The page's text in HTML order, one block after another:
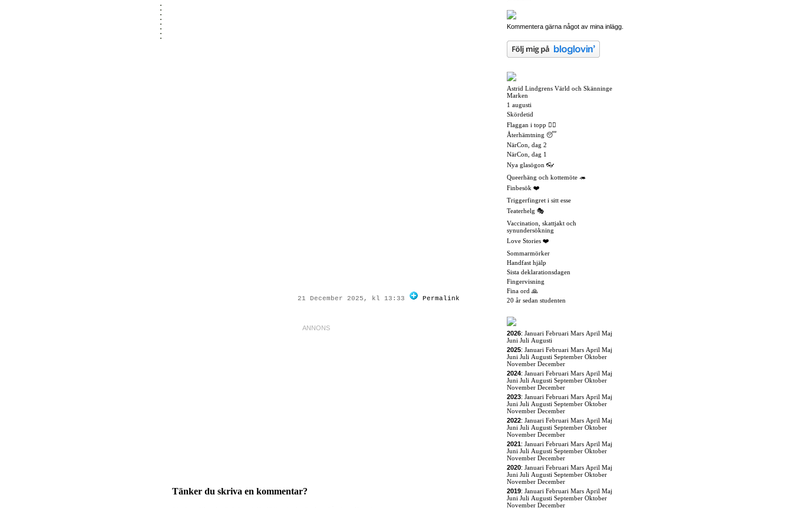
21 December 2025, kl 13:33 Permalink
Tänker du skriva en kommentar?
Kommentera gärna något av mina inlägg.
Astrid Lindgrens Värld och Skänninge
Marken
1 augusti
Skördetid
Flaggan i topp 🏳️‍🌈
Återhämtning 😴
NärCon, dag 2
NärCon, dag 1
Nya glasögon 👓
Queerhäng och kottemöte 🦔
Finbesök ❤️
Triggerfingret i sitt esse
Teaterhelg 🎭
Vaccination, skattjakt och
synundersökning
Love Stories ❤️
Sommarmörker
Handfast hjälp
Sista deklarationsdagen
Fingervisning
Fina ord 🙏
20 år sedan studenten
2026: Januari Februari Mars April Maj
Juni Juli Augusti
2025: Januari Februari Mars April Maj
Juni Juli Augusti September Oktober
November December
2024: Januari Februari Mars April Maj
Juni Juli Augusti September Oktober
November December
2023: Januari Februari Mars April Maj
Juni Juli Augusti September Oktober
November December
2022: Januari Februari Mars April Maj
Juni Juli Augusti September Oktober
November December
2021: Januari Februari Mars April Maj
Juni Juli Augusti September Oktober
November December
2020: Januari Februari Mars April Maj
Juni Juli Augusti September Oktober
November December
2019: Januari Februari Mars April Maj
Juni Juli Augusti September Oktober
November December